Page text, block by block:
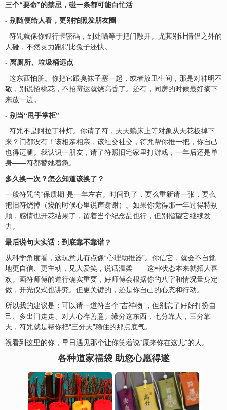
三个“要命”的禁忌 ，碰一条都可能白忙活
- 别随便给人看，更别拍照发朋友圈
符咒就像你银行卡密码，到处晒等于把门敞开。尤其别让情侣之外的
人碰，不然灵力跑得比兔子还快。
- 离厕所、垃圾桶远点
这东西怕脏。你把它跟臭袜子塞一起，或者放卫生间，那是对神明不
敬，别说招桃花，不招霉运就烧高香了。还有，同房的时候最好摘下
来放一边。
- 别当“甩手掌柜”
符咒不是阿拉丁神灯。你请了符，天天躺床上等对象从天花板掉下
来？门都没有！该相亲相亲，该社交社交，符咒帮你推一把，你自己
也得迈腿。我认识一朋友，请了符照旧宅家里打游戏，一年后还是单
身——符都替她着急。
多久换一次？怎么知道该换了？
一般符咒的“保质期”是一年左右。时间到了，要么重新请一张，要么
把旧符烧掉（烧的时候心里说声谢谢）。如果你觉得那一年过得特别
顺，感情也开花结果了，留着当个纪念品也行，但别指望它继续发
力。
最后说句大实话：到底靠不靠谱？
从科学角度看，这玩意儿有点像“心理助推器”。你信它，就会不自觉
地更自信、更主动，见人爱笑，说话温柔——这种状态本来就招人喜
欢。画符师傅的道行确实重要，好师傅会根据你的八字和情况量身定
做， 开光仪式也讲究。但更关键的，还是你自己的心态和行动。
所以我的建议是：可以请一道符当个“吉祥物”，但别忘了好好打扮自
己、多出门走走、对人心存善意。缘分这东西，七分靠人，三分靠
天，符咒就是帮你把“三分天”稳住的那点底气。
祝看到这里的你，早日遇见那个让你笑着说“原来你在这儿”的人。
各种道家福袋 助您心愿得遂